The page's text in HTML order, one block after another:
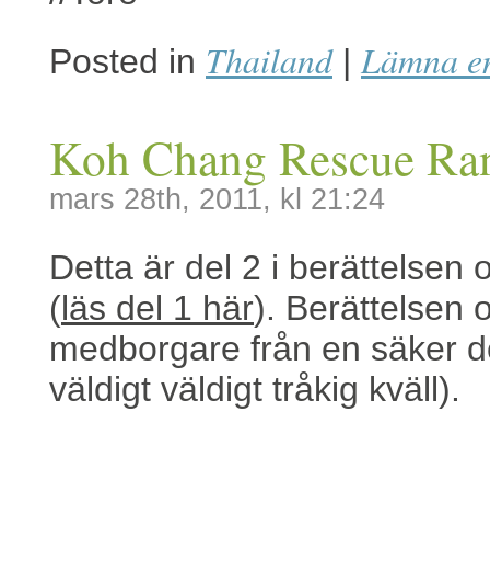
Posted in Thailand | Lämna
Koh Chang Rescue
mars 28th, 2011, kl 21:24
Detta är del 2 i berättelsen
(läs del 1 här). Berättelsen
medborgare från en säker
väldigt väldigt tråkig kväll).